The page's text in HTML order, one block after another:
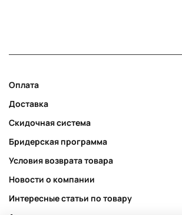
Оплата
Доставка
Скидочная система
Бридерская программа
Условия возврата товара
Новости о компании
Интересные статьи по товару